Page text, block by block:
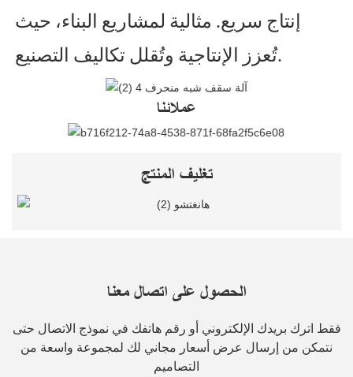
إنتاج سريع. مثالية لمشاريع البناء، حيث
تُعزز الإنتاجية وتُقلل تكاليف التصنيع.
عملائنا
تغليف المنتج
الحصول على اتصال معنا
فقط اترك بريدك الإلكتروني أو رقم هاتفك في نموذج الاتصال حتى
نتمكن من إرسال عرض أسعار مجاني لك لمجموعة واسعة من
التصاميم